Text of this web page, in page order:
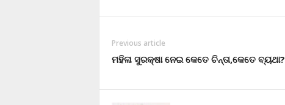
Previous article
ମହିଳା ସୁରକ୍ଷା ନେଇ କେତେ ଚିନ୍ତା,କେତେ ବ୍ୟଥା?